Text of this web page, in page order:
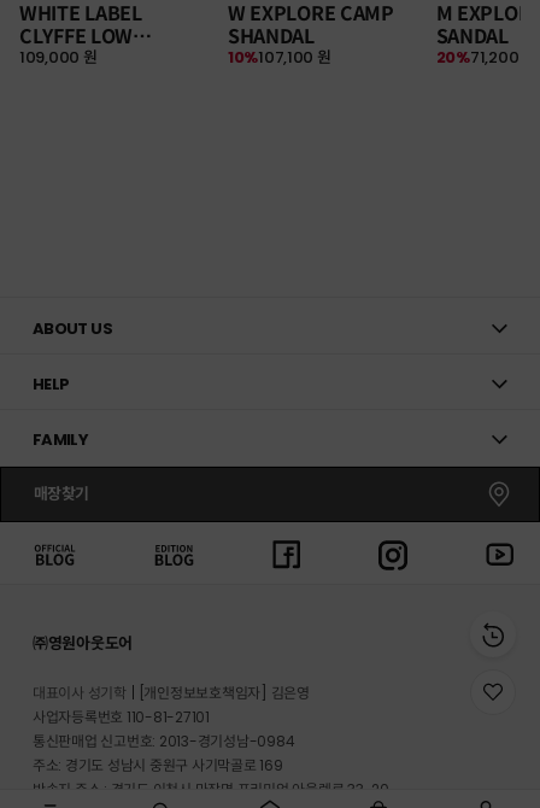
WHITE LABEL
CLYFFE LOW
SNEAKERS
109,000 원
W EXPLORE CAMP
SHANDAL
107,100 원
10%
M
SANDAL
71,200 원
20%
ABOUT US
HELP
FAMILY
매장찾기
㈜영원아웃도어
대표이사 성기학
[개인정보보호책임자] 김은영
사업자등록번호 110-81-27101
통신판매업 신고번호: 2013-경기성남-0984
주소: 경기도 성남시 중원구 사기막골로 169
반송지 주소 : 경기도 이천시 마장면 프리미엄 아울렛로 33-20
위